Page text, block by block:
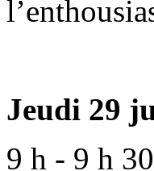
Jeudi 29
9 h - 9 h